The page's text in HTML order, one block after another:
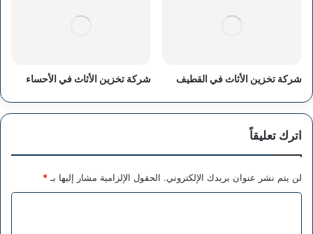
شركة تخزين الأثاث في القطيف شركة تخزين الأثاث في الأحساء
اترك تعليقاً
لن يتم نشر عنوان بريدك الإلكتروني. الحقول الإلزامية مشار إليها بـ *